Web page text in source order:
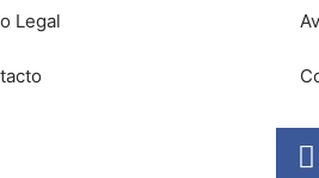
Legal